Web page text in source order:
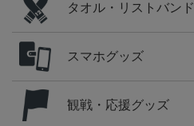
タオル・リストバンド
スマホグッズ
観戦・応援グッズ